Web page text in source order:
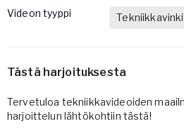
Videon tyyppi
Tästä harjoituksesta
Tervetuloa tekniikkavideoiden
harjoittelun lähtökohtiin tästä!